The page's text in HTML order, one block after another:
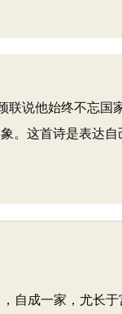
联说他始终不忘国
。这首诗是表达
自成一家，尤长